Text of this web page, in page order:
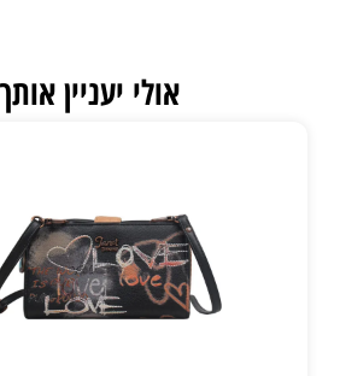
אולי יעניין